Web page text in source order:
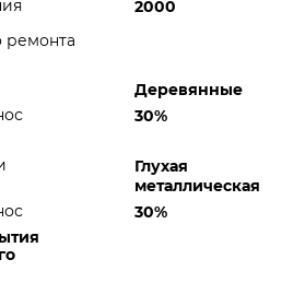
ремонта
2000
Деревянные
30%
Глухая
металлическая
30%